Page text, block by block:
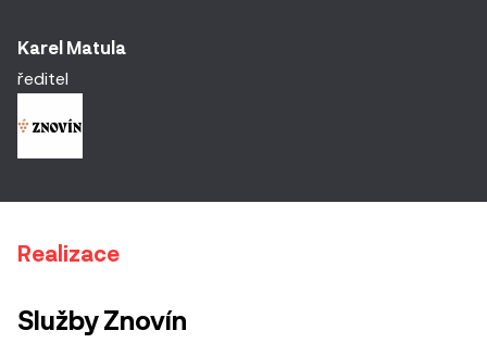
Karel Matula
ředitel
Realizace
Služby Znovín